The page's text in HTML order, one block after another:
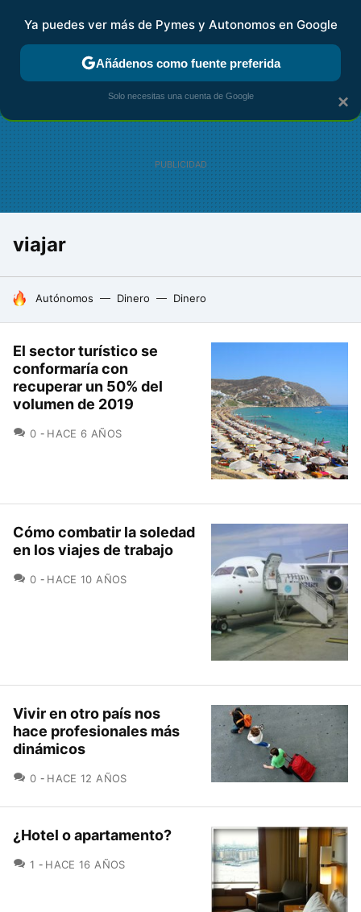
FISCALIDAD Y CONTABILIDAD KIT DIGITAL RENTA
viajar
HOY SE HABLA DE
Autónomos Dinero Dinero
El sector turístico se
conformaría con
recuperar un 50% del
volumen de 2019
0 COMENTARIOS
HACE 6 AÑOS
Cómo combatir la soledad
en los viajes de trabajo
0 COMENTARIOS
HACE 10 AÑOS
Vivir en otro país nos
hace profesionales más
dinámicos
0 COMENTARIOS
HACE 12 AÑOS
¿Hotel o apartamento?
1 COMENTARIOS
HACE 16 AÑOS
×
Ya puedes ver más de Pymes y Autonomos en Google
Añádenos como fuente preferida
Solo necesitas una cuenta de Google